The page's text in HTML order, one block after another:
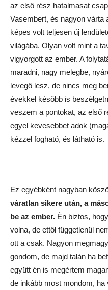
az első rész hatalmasat
Vasembert, és nagyon várta
képes volt teljesen új
világába. Olyan volt mint a
vigyorgott az ember. A
maradni, nagy melegbe,
levegő lesz, de nincs meg
évekkel később is
veszem a pontokat, az első
egyel kevesebbet adok
kézzel fogható, és látható is.
Ez egyébként nagyban
váratlan sikere után, a
be az ember. Én biztos,
volna, de ettől függetlenül
ott a csak. Nagyon
gondom, de majd talán ha
együtt én is megértem
de inkább most mondom,